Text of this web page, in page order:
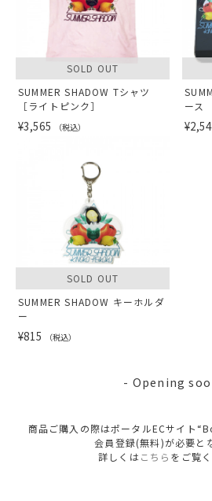
SOLD OUT
SUMMER SHADOW Tシャツ
［ライトピンク］
¥3,565 （税込）
ース
SOLD OUT
SUMMER SHADOW キーホルダ
ー
¥815 （税込）
- Opening
商品ご購入の際はポータルECサイト
会員登録(無料)が必要と
詳しくはこちら をご覧く